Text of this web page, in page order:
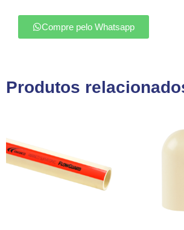
Compre pelo Whatsapp
Produtos